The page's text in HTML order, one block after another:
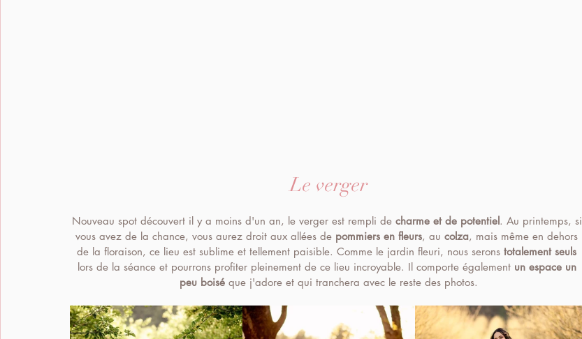
Le verger
Nouveau spot découvert il y a moins d'un an, le verger est rempli de charme et de potentiel. Au printemps, si
vous avez de la chance, vous aurez droit aux allées de pommiers en fleurs, au colza, mais même en dehors
de la floraison, ce lieu est sublime et tellement paisible. Comme le jardin fleuri, nous serons totalement seuls
lors de la séance et pourrons profiter pleinement de ce lieu incroyable. Il comporte également un espace un
peu boisé que j'adore et qui tranchera avec le reste des photos.